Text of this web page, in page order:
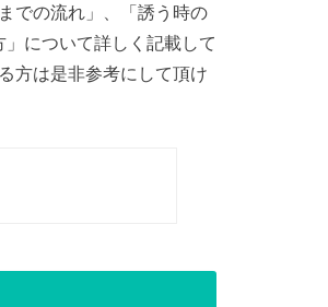
での流れ」、「誘う時の
について詳しく記載して
方は是非参考にして頂け